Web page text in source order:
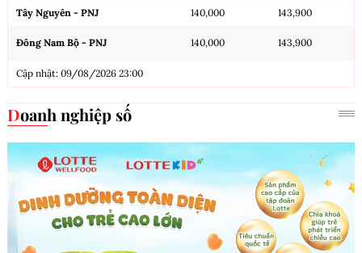
Tây Nguyên - PNJ 140,000 143,900
Đông Nam Bộ - PNJ 140,000 143,900
Cập nhật: 09/08/2026 23:00
Doanh nghiệp số